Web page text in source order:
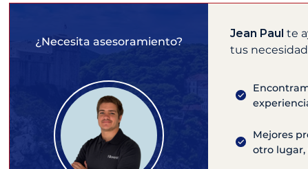
¿Necesita asesoramiento?
Jean Paul te
tus
Mejores
otro lugar,